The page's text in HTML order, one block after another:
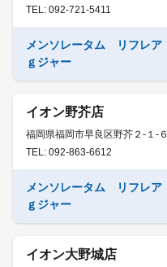
TEL: 092-721-5411
メンソレータム リフレ
ｇジャー
イオン野芥店
福岡県福岡市早良区野芥２-１-６
TEL: 092-863-6612
メンソレータム リフレ
ｇジャー
イオン大野城店